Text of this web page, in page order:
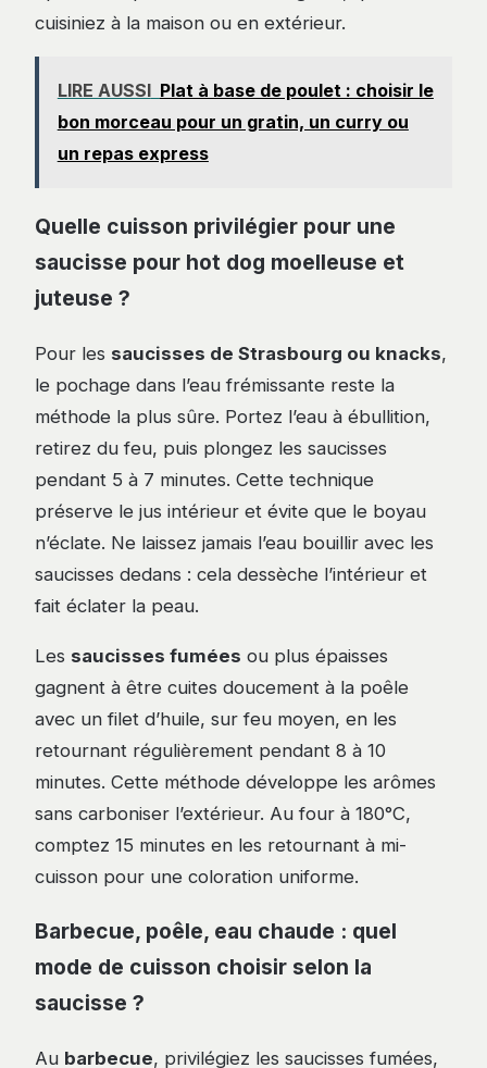
cuisiniez à la maison ou en extérieur.
LIRE AUSSI Plat à base de poulet : choisir le
bon morceau pour un gratin, un curry ou
un repas express
Quelle cuisson privilégier pour une
saucisse pour hot dog moelleuse et
juteuse ?
Pour les saucisses de Strasbourg ou knacks,
le pochage dans l’eau frémissante reste la
méthode la plus sûre. Portez l’eau à ébullition,
retirez du feu, puis plongez les saucisses
pendant 5 à 7 minutes. Cette technique
préserve le jus intérieur et évite que le boyau
n’éclate. Ne laissez jamais l’eau bouillir avec les
saucisses dedans : cela dessèche l’intérieur et
fait éclater la peau.
Les saucisses fumées ou plus épaisses
gagnent à être cuites doucement à la poêle
avec un filet d’huile, sur feu moyen, en les
retournant régulièrement pendant 8 à 10
minutes. Cette méthode développe les arômes
sans carboniser l’extérieur. Au four à 180°C,
comptez 15 minutes en les retournant à mi-
cuisson pour une coloration uniforme.
Barbecue, poêle, eau chaude : quel
mode de cuisson choisir selon la
saucisse ?
Au barbecue, privilégiez les saucisses fumées,